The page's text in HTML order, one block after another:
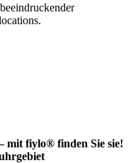
mit fiylo® finden Sie sie!